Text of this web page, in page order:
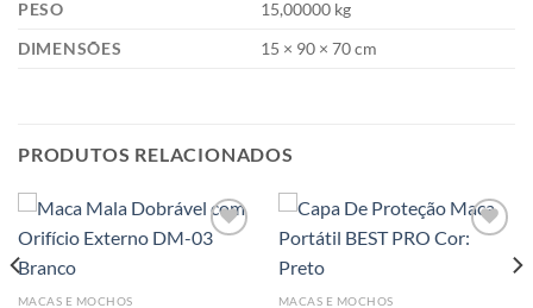
PESO
15,00000 kg
DIMENSÕES
15 × 90 × 70 cm
PRODUTOS RELACIONADOS
MACAS E MOCHOS MACAS E MOCHOS